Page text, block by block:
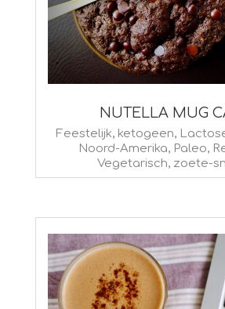
NUTELLA MUG
2022-
Feestelijk, ketogeen,
Noord-Amerika, Paleo,
Vegetarisch, zoete-